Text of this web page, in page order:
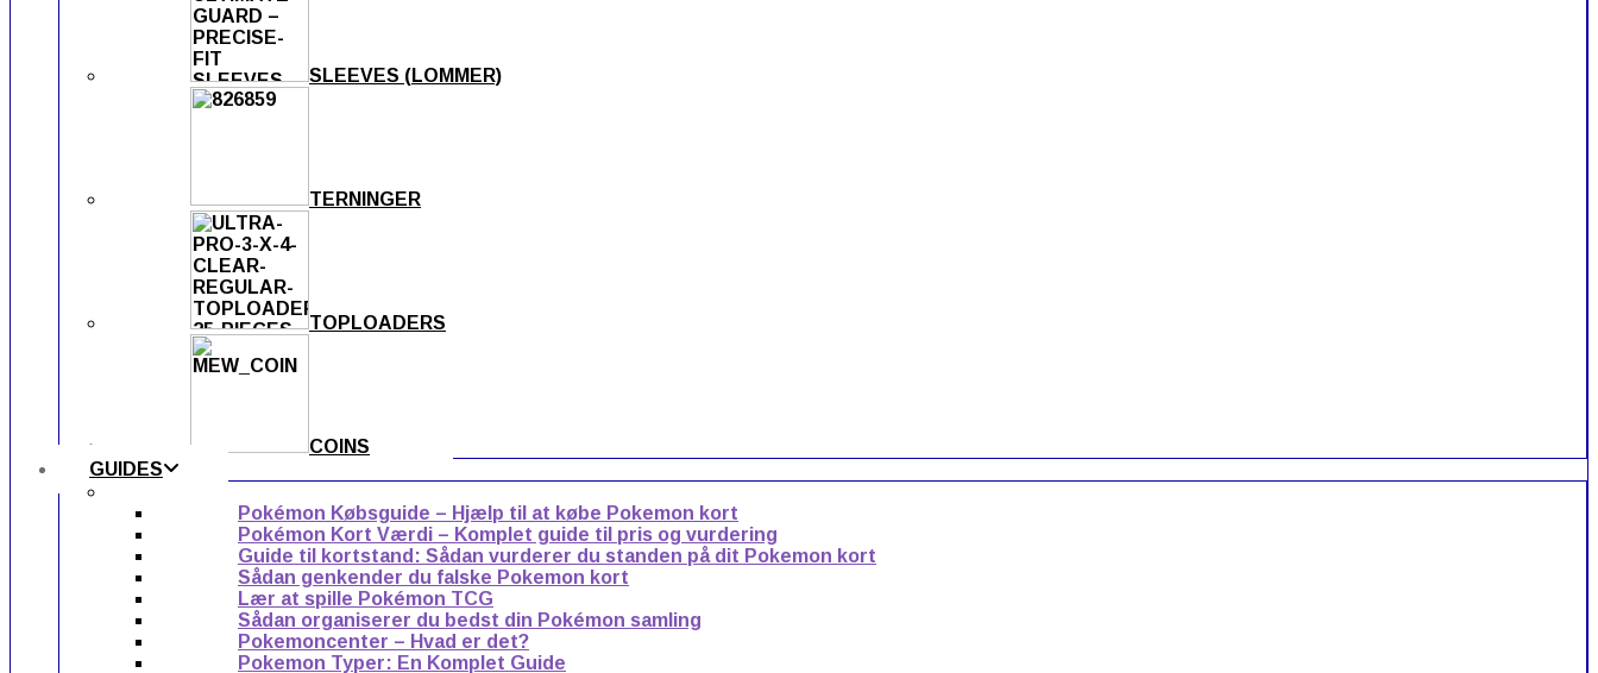
SLEEVES (LOMMER)
TERNINGER
TOPLOADERS
COINS
GUIDES
Pokémon Købsguide – Hjælp til at købe Pokemon kort
Pokémon Kort Værdi – Komplet guide til pris og vurdering
Guide til kortstand: Sådan vurderer du standen på dit Pokemon kort
Sådan genkender du falske Pokemon kort
Lær at spille Pokémon TCG
Sådan organiserer du bedst din Pokémon samling
Pokemoncenter – Hvad er det?
Pokemon Typer: En Komplet Guide